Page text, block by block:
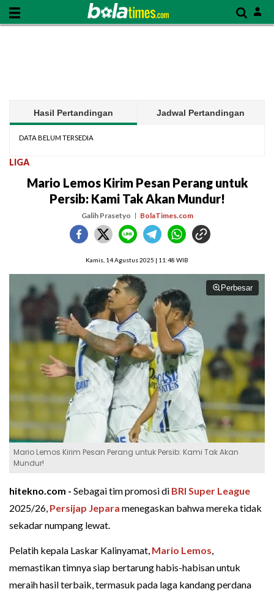
Hasil Pertandingan Jadwal Pertandingan
DATA BELUM TERSEDIA
LIGA
Mario Lemos Kirim Pesan Perang untuk
Persib: Kami Tak Akan Mundur!
Galih Prasetyo BolaTimes.com
Kamis, 14 Agustus 2025 | 11:48 WIB
Perbesar
Mario Lemos Kirim Pesan Perang untuk Persib: Kami Tak Akan
Mundur!
hitekno.com - Sebagai tim promosi di BRI Super League
2025/26, Persijap Jepara menegaskan bahwa mereka tidak
sekadar numpang lewat.
Pelatih kepala Laskar Kalinyamat, Mario Lemos,
memastikan timnya siap bertarung habis-habisan untuk
meraih hasil terbaik, termasuk pada laga kandang perdana